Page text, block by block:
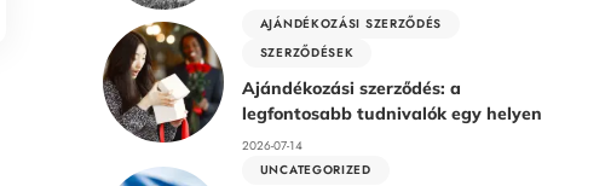
AJÁNDÉKOZÁSI SZERZŐDÉS
SZERZŐDÉSEK
Ajándékozási szerződés: a
legfontosabb tudnivalók egy helyen
2026-07-14
UNCATEGORIZED